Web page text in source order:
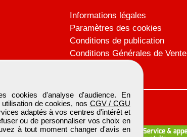
cookies d'analyse d'audience. En
de cookies, nos CGV / CGU
adaptés à vos centres d'intérêt et
ou de personnaliser vos choix en
à tout moment changer d'avis en
Informations légales
Paramètres des cookies
Conditions de publication
Conditions Générales de Vente